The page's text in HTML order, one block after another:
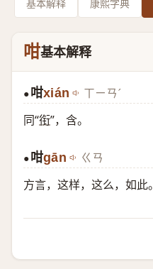
基本解释 康熙字典
咁基本解释
● 咁xián ㄒㄧㄢˊ
同“衔”，含。
● 咁gān ㄍㄢ
方言，这样，这么，如此。